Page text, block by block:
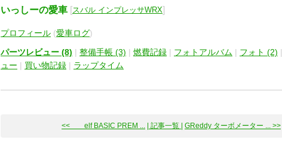
いっしーの愛車 [スバル インプレッサWRX]
プロフィール (愛車ログ)
パーツレビュー (8) | 整備手帳 (3) | 燃費記録 | フォトアルバム | フォト (2) |
ュー | 買い物記録 | ラップタイム
<< elf BASIC PREM ... | 記事一覧 | GReddy ターボメーター ... >>